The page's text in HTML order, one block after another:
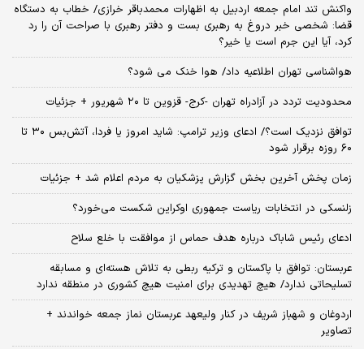
واکنش تند امام جمعه اردبیل به اظهارات محمدباقر خرازی/ خطاب به دستگاه
قضا: شخصی خبر دروغ به رهبری بست و دفتر رهبری با صراحت آن را رد
کرد، آیا این جرم است یا خیر؟
هواشناسی تهران اطلاعیه داد/ هوا خنک می شود؟
محدودیت تردد در آزادراه تهران -کرج- قزوین تا ۲۰ شهریور + جزئیات
توافق نزدیک است؟/ ادعای وزیر ترامپ: شاید امروز یا فردا، آتش‌بس ۳۰ تا
۶۰ روزه برقرار شود
زمان پخش آخرین بخش گزارش پزشکیان به مردم اعلام شد + جزئیات
زلنسکی در انتخابات ریاست جمهوری اوکراین شکست می‌خورد؟
ادعای رئیس شاباک درباره هدف حماس از موافقت با خلع سلاح
عربستان: توافق با پاکستان و ترکیه ربطی به تلاش هسته‌ای و مسابقه
تسلیحاتی ندارد/ هیچ تهدیدی برای امنیت هیچ کشوری در منطقه ندارد
اردوغان و شهباز شریف در کنار ولیعهد عربستان نماز جمعه خواندند +
تصاویر